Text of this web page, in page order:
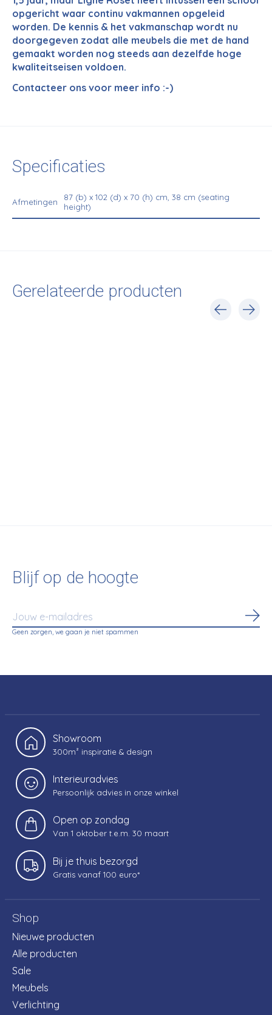
opgericht waar continu vakmannen opgeleid
worden. De kennis & het vakmanschap wordt nu
doorgegeven zodat alle meubels die met de hand
gemaakt worden nog steeds aan dezelfde hoge
kwaliteitseisen voldoen.
Contacteer ons voor meer info :-)
Specificaties
Afmetingen
87 (b) x 102 (d) x 70 (h) cm, 38 cm (seating
height)
Gerelateerde producten
Blijf op de hoogte
Geen zorgen, we gaan je niet spammen
Showroom
300m² inspiratie & design
Interieuradvies
Persoonlijk advies in onze winkel
Open op zondag
Van 1 oktober t.e.m. 30 maart
Bij je thuis bezorgd
Gratis vanaf 100 euro*
Shop
Nieuwe producten
Alle producten
Sale
Meubels
Verlichting